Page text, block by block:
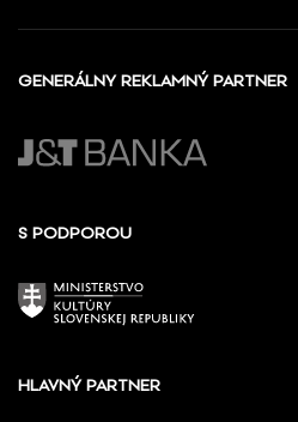
GENERÁLNY REKLAMNÝ PARTNER
S PODPOROU
HLAVNÝ PARTNER